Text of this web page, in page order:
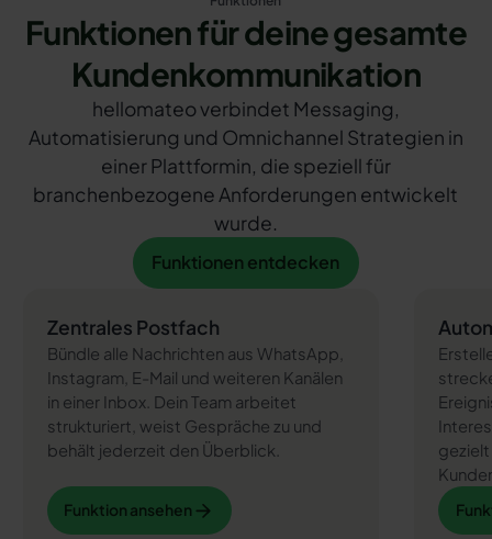
Funktionen für deine gesamte
Kundenkommunikation
hellomateo verbindet Messaging,
Automatisierung und Omnichannel Strategien in
einer Plattformin, die speziell für
branchenbezogene Anforderungen entwickelt
wurde.
Funktionen entdecken
Funktionen entdecken
Zentrales Postfach
Bündle alle Nachrichten aus WhatsApp,
Instagram, E-Mail und weiteren Kanälen
in einer Inbox. Dein Team arbeitet
strukturiert, weist Gespräche zu und
behält jederzeit den Überblick.
Funktion ansehen
Funktion ansehen